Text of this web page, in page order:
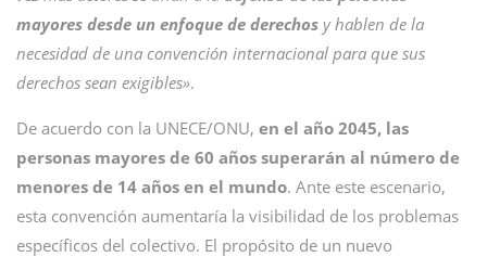
mayores desde un enfoque de derechos y hablen de la
necesidad de una convención internacional para que sus
derechos sean exigibles».
De acuerdo con la UNECE/ONU, en el año 2045, las
personas mayores de 60 años superarán al número de
menores de 14 años en el mundo. Ante este escenario,
esta convención aumentaría la visibilidad de los problemas
específicos del colectivo. El propósito de un nuevo